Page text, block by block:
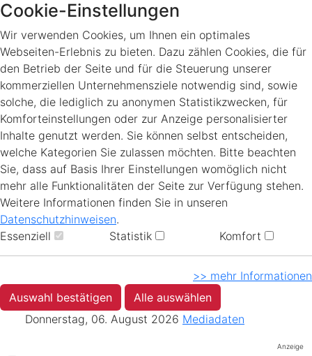
Cookie-Einstellungen
Wir verwenden Cookies, um Ihnen ein optimales
Webseiten-Erlebnis zu bieten. Dazu zählen Cookies, die für
den Betrieb der Seite und für die Steuerung unserer
kommerziellen Unternehmensziele notwendig sind, sowie
solche, die lediglich zu anonymen Statistikzwecken, für
Komforteinstellungen oder zur Anzeige personalisierter
Inhalte genutzt werden. Sie können selbst entscheiden,
welche Kategorien Sie zulassen möchten. Bitte beachten
Sie, dass auf Basis Ihrer Einstellungen womöglich nicht
mehr alle Funktionalitäten der Seite zur Verfügung stehen.
Weitere Informationen finden Sie in unseren
Datenschutzhinweisen.
Essenziell
Statistik Komfort
>> mehr Informationen
Auswahl bestätigen
Alle auswählen
Donnerstag, 06. August 2026 Mediadaten
Anzeige